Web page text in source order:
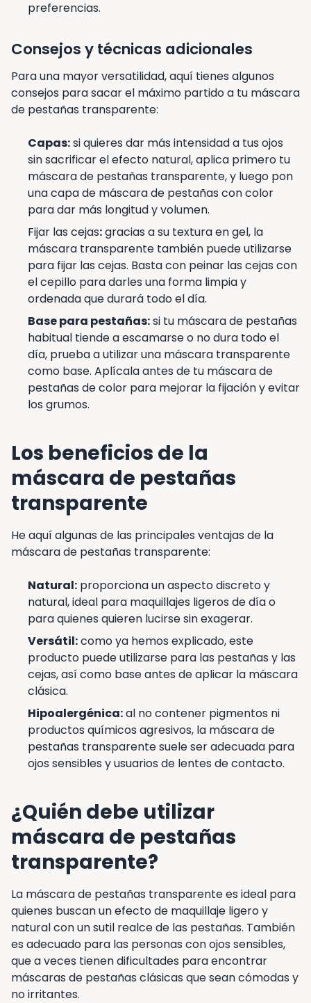
preferencias.
Consejos y técnicas adicionales
Para una mayor versatilidad, aquí tienes algunos
consejos para sacar el máximo partido a tu máscara
de pestañas transparente:
Capas:si quieres dar más intensidad a tus ojos
sin sacrificar el efecto natural, aplica primero tu
máscara de pestañas transparente, y luego pon
una capa de máscara de pestañas con color
para dar más longitud y volumen.
Fijar las cejas:gracias a su textura en gel, la
máscara transparente también puede utilizarse
para fijar las cejas. Basta con peinar las cejas con
el cepillo para darles una forma limpia y
ordenada que durará todo el día.
Base para pestañas:si tu máscara de pestañas
habitual tiende a escamarse o no dura todo el
día, prueba a utilizar una máscara transparente
como base. Aplícala antes de tu máscara de
pestañas de color para mejorar la fijación y evitar
los grumos.
Los beneficios de la
máscara de pestañas
transparente
He aquí algunas de las principales ventajas de la
máscara de pestañas transparente:
Natural: proporciona un aspecto discreto y
natural, ideal para maquillajes ligeros de día o
para quienes quieren lucirse sin exagerar.
Versátil:como ya hemos explicado, este
producto puede utilizarse para las pestañas y las
cejas, así como base antes de aplicar la máscara
clásica.
Hipoalergénica:al no contener pigmentos ni
productos químicos agresivos, la máscara de
pestañas transparente suele ser adecuada para
ojos sensibles y usuarios de lentes de contacto.
¿Quién debe utilizar
máscara de pestañas
transparente?
La máscara de pestañas transparente es ideal para
quienes buscan un efecto de maquillaje ligero y
natural con un sutil realce de las pestañas. También
es adecuado para las personas con ojos sensibles,
que a veces tienen dificultades para encontrar
máscaras de pestañas clásicas que sean cómodas y
no irritantes.